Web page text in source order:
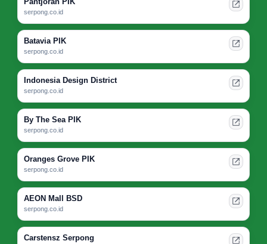
serpong.co.id
Batavia PIK
serpong.co.id
Indonesia Design District
serpong.co.id
By The Sea PIK
serpong.co.id
Oranges Grove PIK
serpong.co.id
AEON Mall BSD
serpong.co.id
Carstensz Serpong